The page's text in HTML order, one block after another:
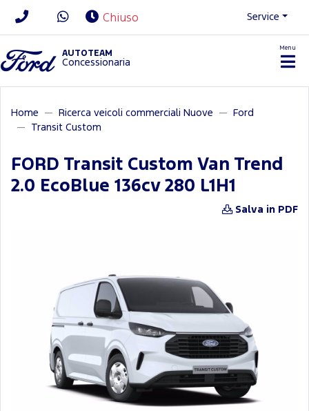
Chiuso Service
AUTOTEAM
Concessionaria
Menu
Home Ricerca veicoli commerciali Nuove
Ford
Transit Custom
FORD Transit Custom Van Trend
2.0 EcoBlue 136cv 280 L1H1
Salva in PDF